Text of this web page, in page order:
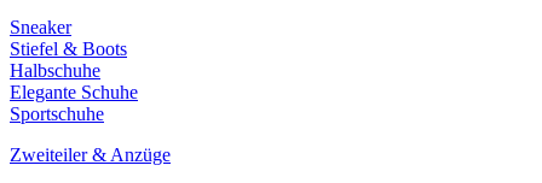
Sneaker
Stiefel & Boots
Halbschuhe
Elegante Schuhe
Sportschuhe
Zweiteiler & Anzüge